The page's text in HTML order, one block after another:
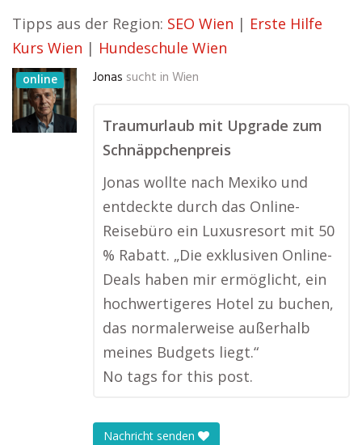
Tipps aus der Region: SEO Wien | Erste Hilfe
Kurs Wien | Hundeschule Wien
online Jonas sucht in Wien
Traumurlaub mit Upgrade zum
Schnäppchenpreis
Jonas wollte nach Mexiko und
entdeckte durch das Online-
Reisebüro ein Luxusresort mit 50
% Rabatt. „Die exklusiven Online-
Deals haben mir ermöglicht, ein
hochwertigeres Hotel zu buchen,
das normalerweise außerhalb
meines Budgets liegt.“
No tags for this post.
Nachricht senden